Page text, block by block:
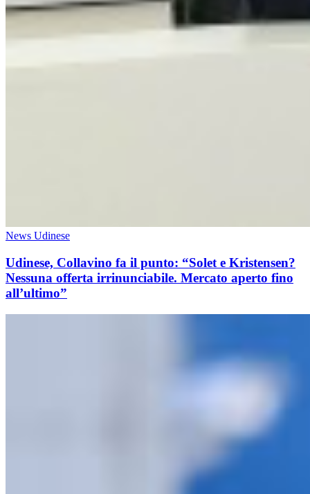
News Udinese
Udinese, Collavino fa il punto: “Solet e Kristensen?
Nessuna offerta irrinunciabile. Mercato aperto fino
all’ultimo”